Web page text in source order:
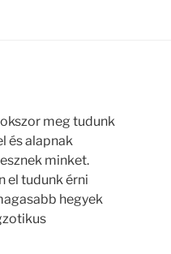
meg tudunk
és alapnak
minket.
el tudunk érni
hegyek